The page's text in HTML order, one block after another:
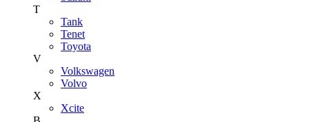
T
Tank
Tenet
Toyota
V
Volkswagen
Volvo
X
Xcite